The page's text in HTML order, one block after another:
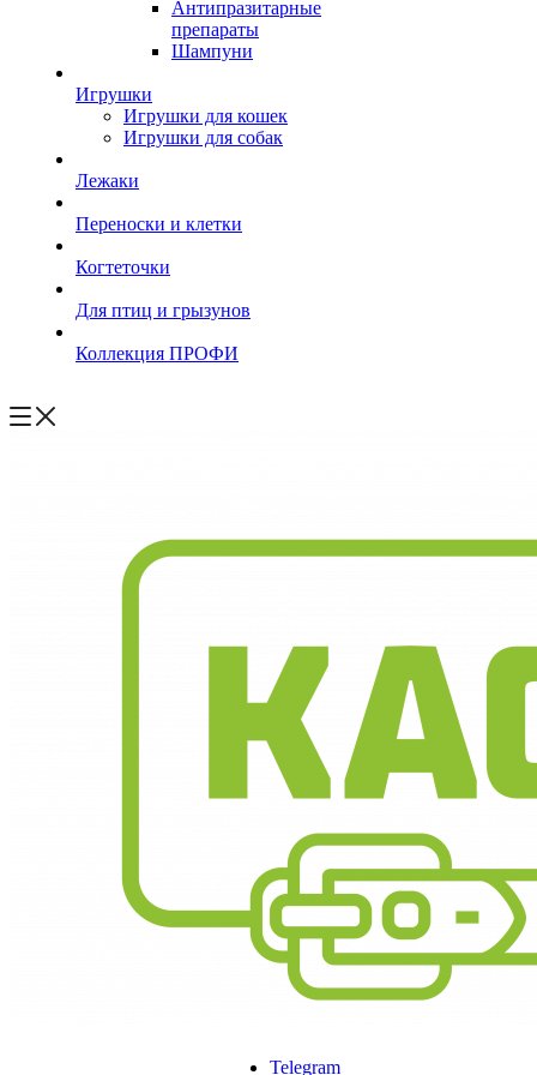
Антипразитарные
препараты
Шампуни
Игрушки
Игрушки для кошек
Игрушки для собак
Лежаки
Переноски и клетки
Когтеточки
Для птиц и грызунов
Коллекция ПРОФИ
Telegram